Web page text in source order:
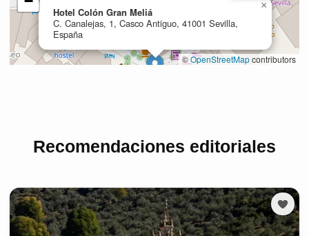
Recomendaciones editoriales